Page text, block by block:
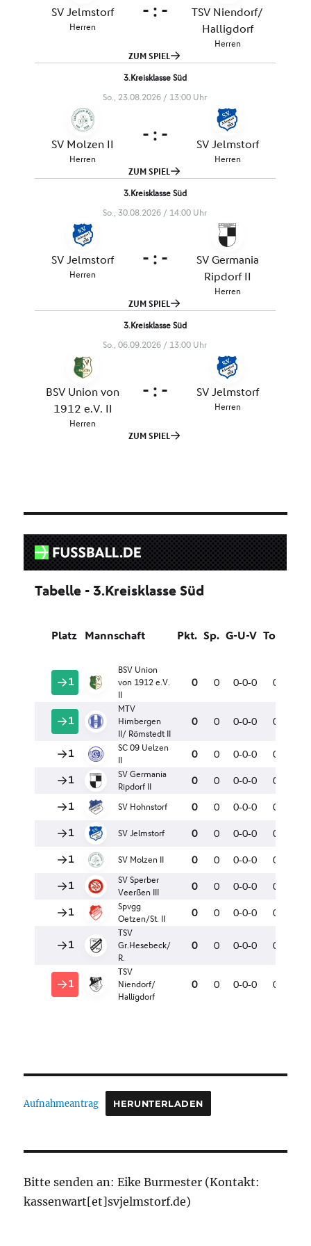
Aufnahmeantrag HERUNTERLADEN
Bitte senden an: Eike Burmester (Kontakt:
kassenwart[et]svjelmstorf.de)